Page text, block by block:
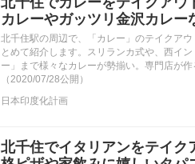
カレーやガッツリ金沢カレー
北千住駅の周辺で、「カレー」のテイクア
とめて紹介します。スリランカ式や、西イ
ー」まで様々なカレーが勢揃い。専門店が
（2020/07/28公開）
日本印度化計画
北千住でイタリアンをテイク